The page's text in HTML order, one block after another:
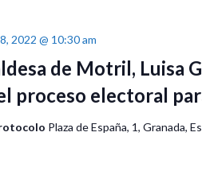
de Motril, Luisa
proceso electoral
2022 @ 10:30 am
Plaza de España, 1, Granada,